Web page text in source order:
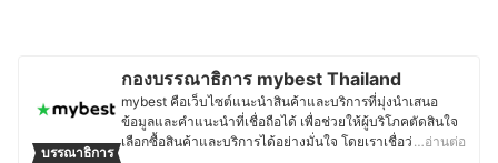
บรรณาธิการ
กองบรรณาธิการ mybest Thailand
mybest คือเว็บไซต์แนะนำสินค้าและบริการที่มุ่งนำเสนอ
ข้อมูลและคำแนะนำที่เชื่อถือได้ เพื่อช่วยให้ผู้บริโภคตัดสินใจ
เลือกซื้อสินค้าและบริการได้อย่างมั่นใจ โดยเราเชื่อว่าการ
…อ่านต่อ